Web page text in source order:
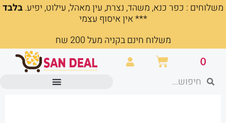
דילוג
משלוחים : כפר כנא, משהד, נצרת, עין מאהל, עילוט, יפיע.בלבד
*** אין איסוף עצמי
משלוח חינם בקניה מעל 200 שח
0 עגלת
קניות חיפושחיפוש